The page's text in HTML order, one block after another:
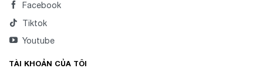
Facebook
Tiktok
Youtube
TÀI KHOẢN CỦA TÔI